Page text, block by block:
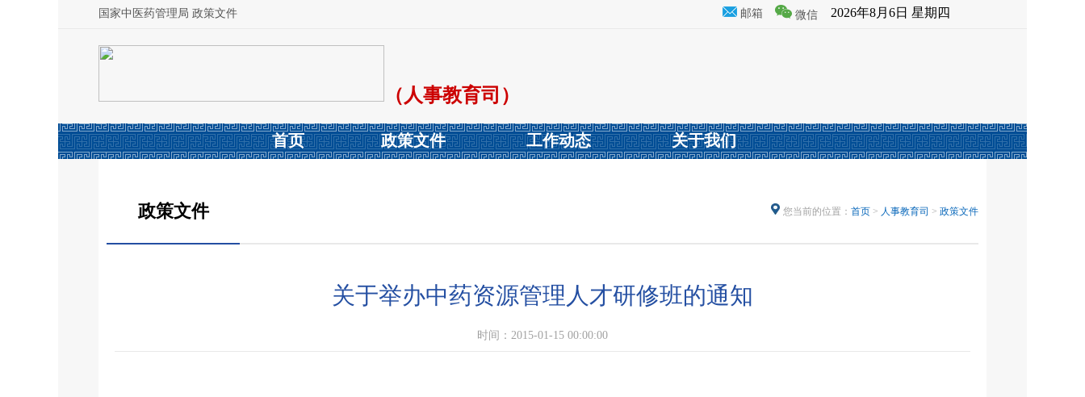
国家中医药管理局 政策文件 邮箱 微信 2026年8月6日 星期四
（人事教育司）
首页 政策文件 工作动态 关于我们
政策文件 您当前的位置： 首页 > 人事教育司 > 政策文件
关于举办中药资源管理人才研修班的通知
时间：2015-01-15 00:00:00